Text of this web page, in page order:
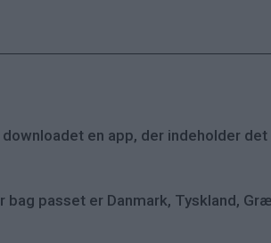
en app, der indeholder
passet er Danmark, Tyskland,